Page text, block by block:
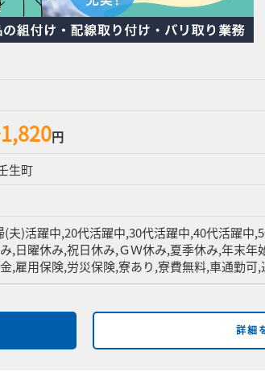
円
生町
(夫)活躍中,20代活躍中,30代活躍中,40代活躍中
,日曜休み,祝日休み,ＧＷ休み,夏季休み,年末
,雇用保険,労災保険,寮あり,寮費無料,車通勤可
詳細